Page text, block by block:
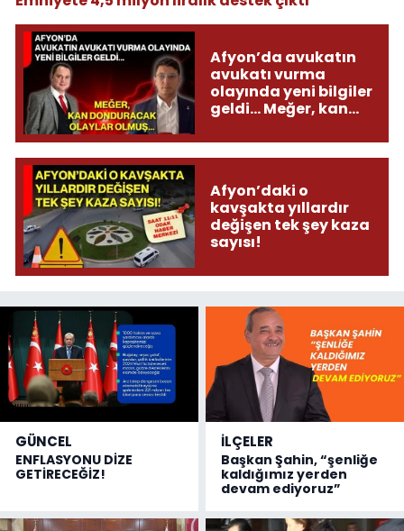
Afyon’da avukatın
avukatı vurma
olayında yeni bilgiler
geldi... Meğer, kan
olmuş...
Afyon’daki o
kavşakta yıllardır
değişen tek şey kaza
sayısı!
GÜNCEL
ENFLASYONU DİZE
GETİRECEĞİZ!
İLÇELER
Başkan Şahin, “şenliğe
kaldığımız yerden
devam ediyoruz”